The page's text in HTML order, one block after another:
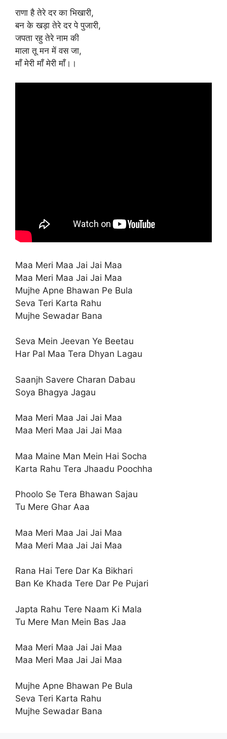
राणा है तेरे दर का भिखारी,
बन के खड़ा तेरे दर पे पुजारी,
जपता रहु तेरे नाम की
माला तू मन में वस जा,
माँ मेरी माँ मेरी माँ।।
Maa Meri Maa Jai Jai Maa
Maa Meri Maa Jai Jai Maa
Mujhe Apne Bhawan Pe Bula
Seva Teri Karta Rahu
Mujhe Sewadar Bana
Seva Mein Jeevan Ye Beetau
Har Pal Maa Tera Dhyan Lagau
Saanjh Savere Charan Dabau
Soya Bhagya Jagau
Maa Meri Maa Jai Jai Maa
Maa Meri Maa Jai Jai Maa
Maa Maine Man Mein Hai Socha
Karta Rahu Tera Jhaadu Poochha
Phoolo Se Tera Bhawan Sajau
Tu Mere Ghar Aaa
Maa Meri Maa Jai Jai Maa
Maa Meri Maa Jai Jai Maa
Rana Hai Tere Dar Ka Bikhari
Ban Ke Khada Tere Dar Pe Pujari
Japta Rahu Tere Naam Ki Mala
Tu Mere Man Mein Bas Jaa
Maa Meri Maa Jai Jai Maa
Maa Meri Maa Jai Jai Maa
Mujhe Apne Bhawan Pe Bula
Seva Teri Karta Rahu
Mujhe Sewadar Bana